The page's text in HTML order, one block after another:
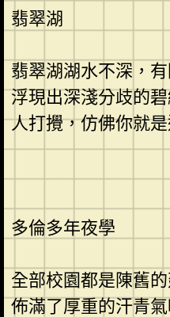
翡翠湖
翡翠湖湖水不深，
浮現出深淺分歧的
人打攪，仿佛你就
多倫多年夜學
全部校園都是陳舊
佈滿了厚重的汗青